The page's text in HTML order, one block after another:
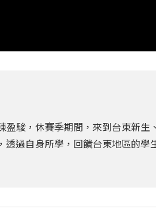
盈駿，休賽季期間，來到台東新生
透過自身所學，回饋台東地區的學